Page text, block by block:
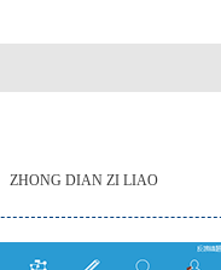
ZHONG DIAN ZI LIAO